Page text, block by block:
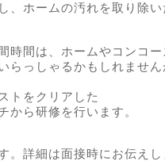
ホームの汚れを取り除い
時間は、ホームやコンコ
らっしゃるかもしれませ
トをクリアした
から研修を行います。
詳細は面接時にお伝えし